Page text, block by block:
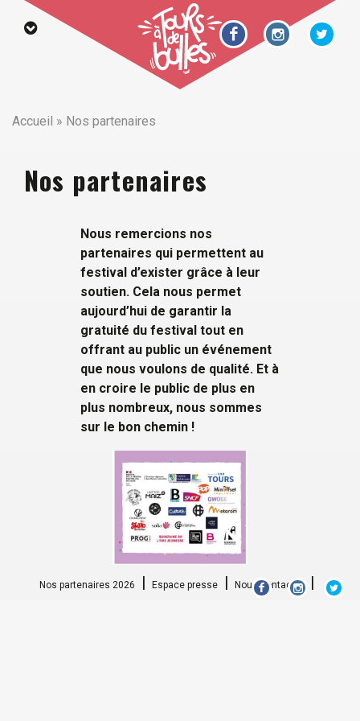
Accueil » Nos partenaires
Nos partenaires
Nous remercions nos
partenaires qui permettent au
festival d’exister grâce à leur
soutien. Cela nous permet
aujourd’hui de garantir la
gratuité du festival tout en
offrant au public un événement
que nous voulons de qualité. Et à
en croire le public de plus en
plus nombreux, nous sommes
sur le bon chemin !
Nos partenaires 2026 Espace presse Nous contacter